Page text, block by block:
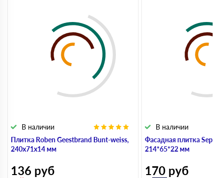
Плитка Roben Geestbrand Bunt-weiss,
240х71х14 мм
В наличии
136 руб
Фасадная плитка Sepia
214*65*22 мм
В наличии
170 руб